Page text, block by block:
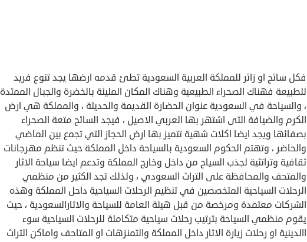
فكل سائح او زائر للمملكة العربية السعودية تطئ قدمه ارضها يجد تنوع فريد
للطبيعة فهناك الصحراء الطبيعية وهناك المكان المليئة بالخضرة والجبال الممتدة
، والسياحة في السعودية عنوان الحضارة القديمة والحديثة ، والمملكة هي ارض
الكرم والضيافة التى اشتهر بها العربي الاصيل ، فيجد السائح متعة الصحراء
بصفائها ويجد ايضا اكلات شهية تتميز بها ارض الحجاز التي تجمع بين الماضي
والحاضر ، وتهتم الحكوم السعودية بالسياحة داخل المملكة حيث تنظم مهرجانات
ثقافية وتراتثية لجذب السياح من داخل وخارج المملكة وتدعم ايضا سياحة الاثار
والمتحف والمحافظة على التراث السعودي ، ولذلك تجد الكثير من منظمي
الرحلات السياحية المتخصصين في تنظيم الرحلات السياحية داحل المملكة وهذه
الشركات معتمدة ومرخصة من قبل هيئة العامة للسياحة والاثارالسعودية ، حيث
يقوم منظمي السياحة بترتيب رحلات سياحية متكاملة للرحلات السياحية سوء
االدينية او رحلات زيارة الاثار داخل المملكة والتمنزهات او المتاحف واماكن التراث